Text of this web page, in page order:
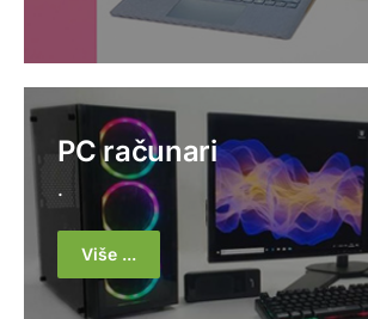
PC računari
.
Više ...